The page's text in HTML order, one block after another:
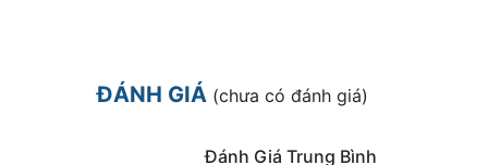
ĐÁNH GIÁ (chưa có đánh giá)
Đánh Giá Trung Bình